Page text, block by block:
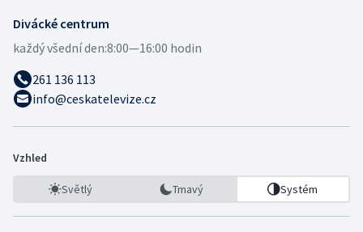
Divácké centrum
každý všední den:8:00—16:00 hodin
261 136 113
info@ceskatelevize.cz
Vzhled
Světlý Tmavý Systém